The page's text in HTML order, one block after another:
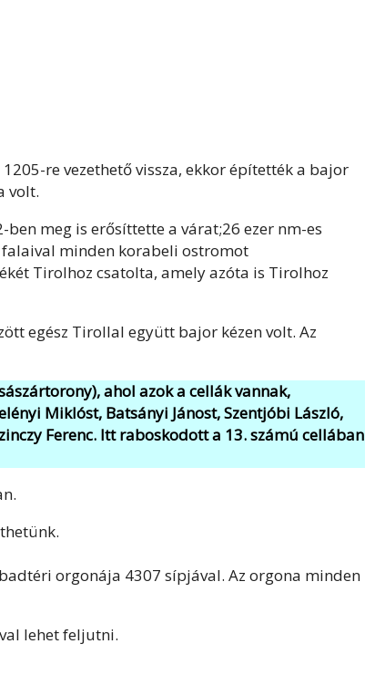
re vezethető vissza, ekkor építették a bajor
volt.
meg is erősíttette a várat;26 ezer nm-es
minden korabeli ostromot
Tirolhoz csatolta, amely azóta is Tirolhoz
egész Tirollal együtt bajor kézen volt. Az
ahol azok a cellák vannak,
Miklóst, Batsányi Jánost, Szentjóbi László,
Ferenc. Itt raboskodott a 13. számú cellában
orgonája 4307 sípjával. Az orgona minden
lehet feljutni.